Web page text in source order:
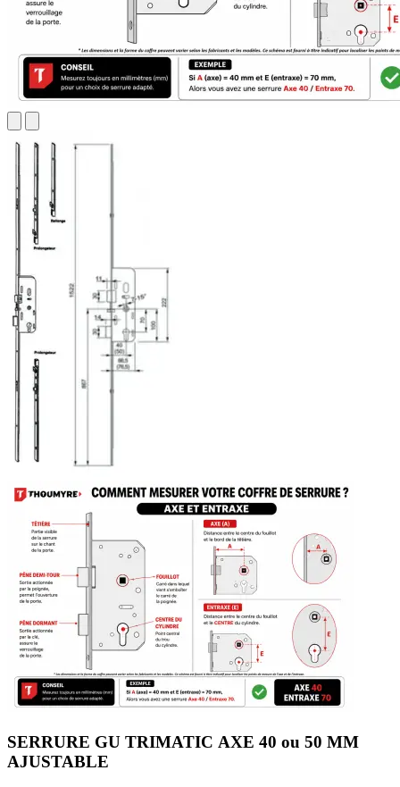
SERRURE GU TRIMATIC AXE 40 ou 50 MM
AJUSTABLE